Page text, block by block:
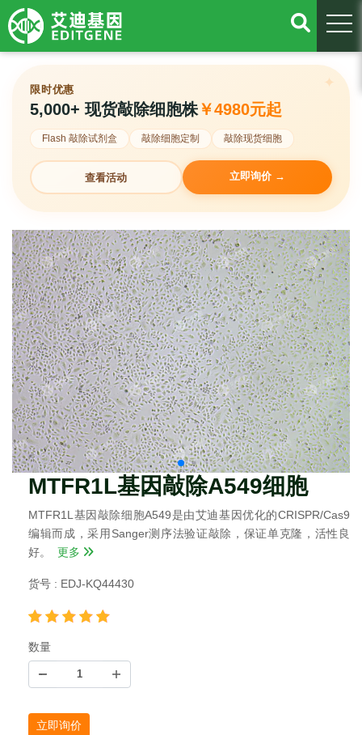
限时优惠
5,000+ 现货敲除细胞株￥4980元起
Flash 敲除试剂盒 敲除细胞定制 敲除现货细胞
查看活动 立即询价 →
MTFR1L基因敲除A549细胞
MTFR1L基因敲除细胞A549是由艾迪基因优化的CRISPR/Cas9
编辑而成，采用Sanger测序法验证敲除，保证单克隆，活性良
好。
更多
货号 : EDJ-KQ44430
数量
立即询价